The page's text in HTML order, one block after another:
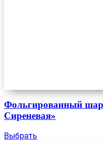
Фольгированный
Сиреневая»
Выбрать